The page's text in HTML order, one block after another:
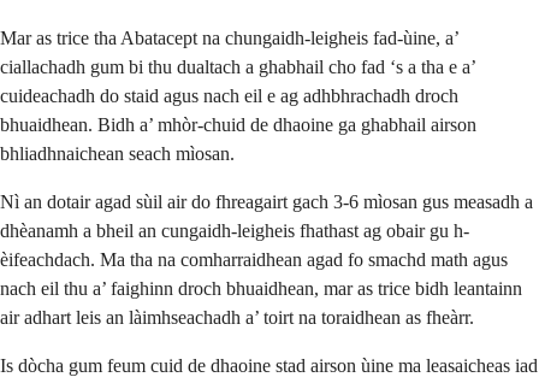
Mar as trice tha Abatacept na chungaidh-leigheis fad-ùine, a’
ciallachadh gum bi thu dualtach a ghabhail cho fad ‘s a tha e a’
cuideachadh do staid agus nach eil e ag adhbhrachadh droch
bhuaidhean. Bidh a’ mhòr-chuid de dhaoine ga ghabhail airson
bhliadhnaichean seach mìosan.
Nì an dotair agad sùil air do fhreagairt gach 3-6 mìosan gus measadh a
dhèanamh a bheil an cungaidh-leigheis fhathast ag obair gu h-
èifeachdach. Ma tha na comharraidhean agad fo smachd math agus
nach eil thu a’ faighinn droch bhuaidhean, mar as trice bidh leantainn
air adhart leis an làimhseachadh a’ toirt na toraidhean as fheàrr.
Is dòcha gum feum cuid de dhaoine stad airson ùine ma leasaicheas iad